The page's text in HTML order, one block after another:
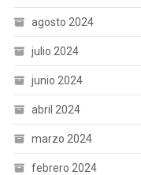
agosto 2024
julio 2024
junio 2024
abril 2024
marzo 2024
febrero 2024